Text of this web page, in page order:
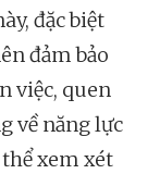
đặc biệt
đảm bảo
việc, quen
về năng lực
xem xét